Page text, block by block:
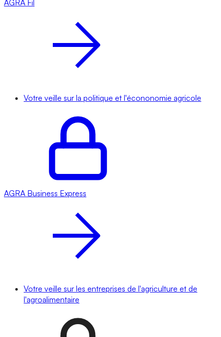
AGRA Fil
Votre veille sur la politique et l'écononomie agricole
AGRA Business Express
Votre veille sur les entreprises de l'agriculture et de
l'agroalimentaire